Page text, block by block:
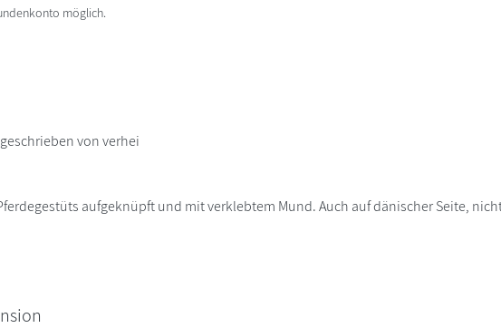
möglich.
geschrieben von verhei
aufgeknüpft und mit verklebtem Mund. Auch auf dänischer Seite,